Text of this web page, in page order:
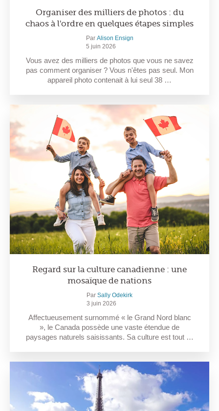
Organiser des milliers de photos : du
chaos à l'ordre en quelques étapes simples
Par Alison Ensign
5 juin 2026
Vous avez des milliers de photos que vous ne savez
pas comment organiser ? Vous n'êtes pas seul. Mon
appareil photo contenait à lui seul 38 …
Regard sur la culture canadienne : une
mosaïque de nations
Par Sally Odekirk
3 juin 2026
Affectueusement surnommé « le Grand Nord blanc
», le Canada possède une vaste étendue de
paysages naturels saisissants. Sa culture est tout …